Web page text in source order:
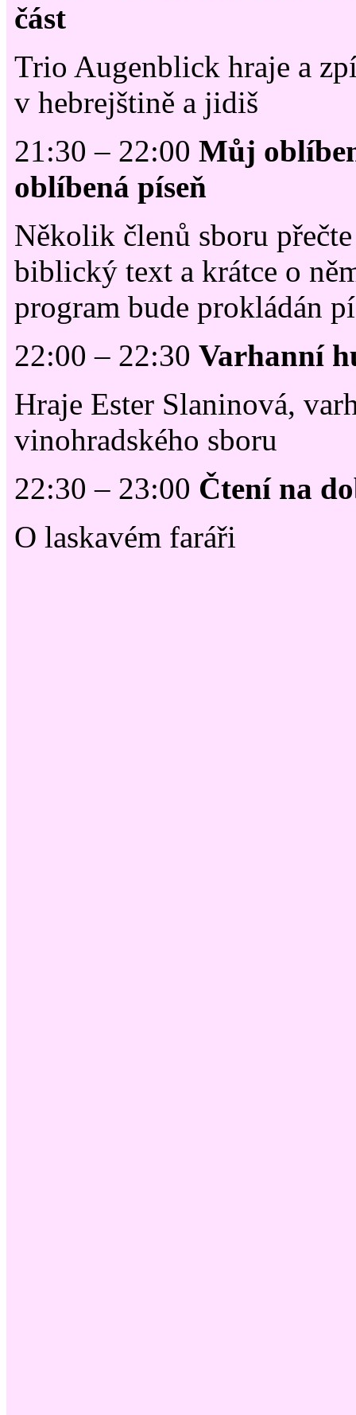
část
Trio Augenblick hraje a
v hebrejštině a jidiš
21:30 – 22:00 Můj
oblíbená píseň
Několik členů sboru
biblický text a krátce o
program bude prokládán
22:00 – 22:30 Varhanní
Hraje Ester Slaninová,
vinohradského sboru
22:30 – 23:00 Čtení na
O laskavém faráři